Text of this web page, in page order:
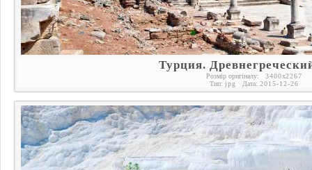
Турция.
Розмір оригіналу: 3400x2267
Тип: jpg Дата: 2015-12-26